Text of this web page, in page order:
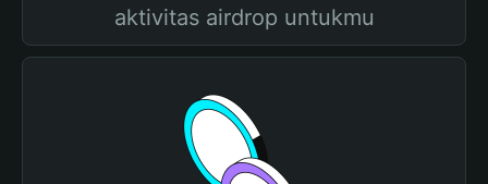
aktivitas airdrop untukmu